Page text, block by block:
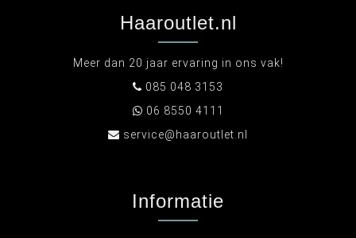
Haaroutlet.nl
Meer dan 20 jaar ervaring in ons vak!
085 048 3153
06 8550 4111
service@haaroutlet.nl
Informatie